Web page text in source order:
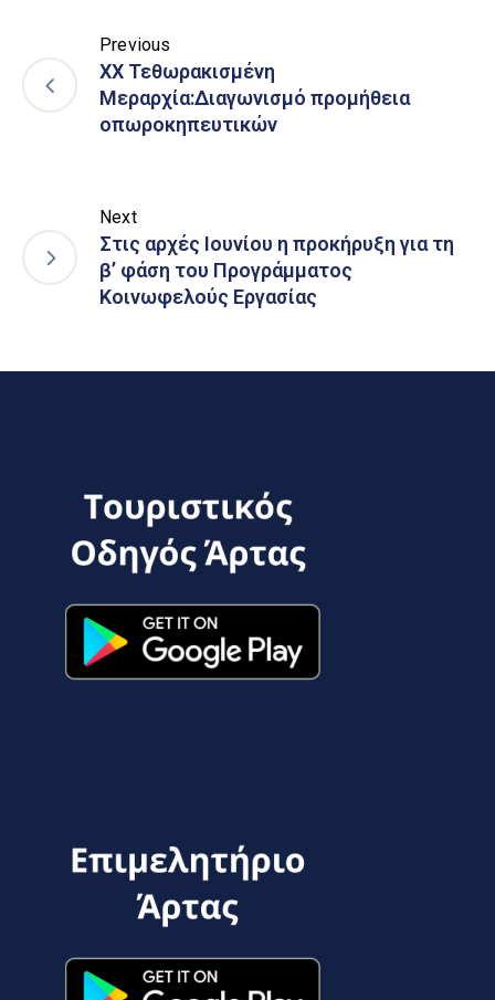
Previous
ΧΧ Τεθωρακισμένη
Μεραρχία:Διαγωνισμό προμήθεια
οπωροκηπευτικών
Next
Στις αρχές Ιουνίου η προκήρυξη για τη
β’ φάση του Προγράμματος
Κοινωφελούς Εργασίας